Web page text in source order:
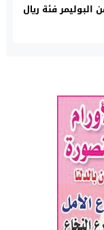
فئة ريال